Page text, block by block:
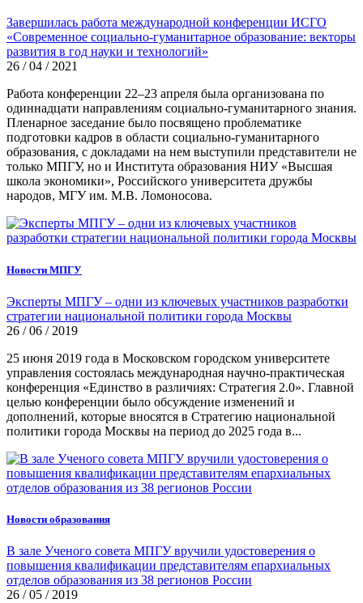
Завершилась работа международной конференции ИСГО
«Современное социально-гуманитарное образование: векторы
развития в год науки и технологий»
26 / 04 / 2021
Работа конференции 22–23 апреля была организована по
одиннадцати направлениям социально-гуманитарного знания.
Пленарное заседание было посвящено проблематике
подготовки кадров в области социально-гуманитарного
образования, с докладами на нем выступили представители не
только МПГУ, но и Института образования НИУ «Высшая
школа экономики», Российского университета дружбы
народов, МГУ им. М.В. Ломоносова.
Новости МПГУ
Эксперты МПГУ – одни из ключевых участников разработки
стратегии национальной политики города Москвы
26 / 06 / 2019
25 июня 2019 года в Московском городском университете
управления состоялась международная научно-практическая
конференция «Единство в различиях: Стратегия 2.0». Главной
целью конференции было обсуждение изменений и
дополнений, которые вносятся в Стратегию национальной
политики города Москвы на период до 2025 года в...
Новости образования
В зале Ученого совета МПГУ вручили удостоверения о
повышения квалификации представителям епархиальных
отделов образования из 38 регионов России
26 / 05 / 2019